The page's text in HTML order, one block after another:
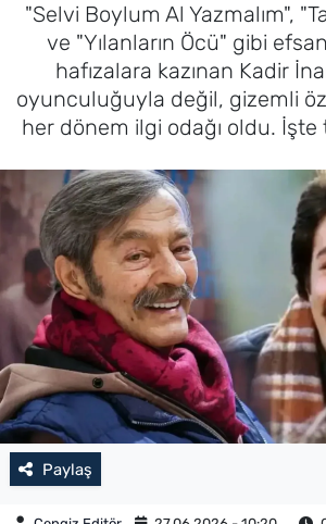
"Selvi Boylum Al Yazmalım",
ve "Yılanların Öcü" gibi
hafızalara kazınan Kadir
oyunculuğuyla değil, gizemli
her dönem ilgi odağı oldu.
Paylaş